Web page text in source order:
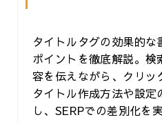
タイトルタグの効果的な
ポイントを徹底解説。検
容を伝えながら、クリッ
タイトル作成方法や設定
し、SERPでの差別化を